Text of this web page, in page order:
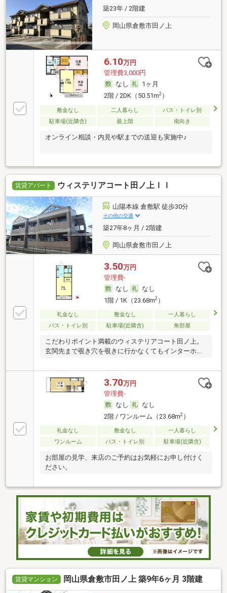
築23年 / 2階建
岡山県倉敷市田ノ上
6.10万円
管理費3,000円
なし
1ヶ月
2階 / 2DK（50.51m2）
敷金なし 二人暮らし
バス・トイレ別
駐車場(近隣含)
最上階 南向き
オンライン相談・内見や駅までの送迎も実施中♪
賃貸アパート ウィステリアコート田ノ上ＩＩ
山陽本線 倉敷駅 徒歩30分
その他の交通
築27年8ヶ月 / 2階建
岡山県倉敷市田ノ上
3.50万円
管理費-
なし
なし
1階 / 1K（23.68m2）
礼金なし 敷金なし
一人暮らし
バス・トイレ別
駐車場(近隣含) 角部屋
こだわりポイント満載のウィステリアコート田ノ上。
玄関先まで覗き穴を覗きに行かなくてもインターホン
3.70万円
管理費-
なし
なし
2階 / ワンルーム（23.68m2）
礼金なし 敷金なし
一人暮らし
ワンルーム
バス・トイレ別 駐車場(近隣含)
お部屋の見学、来店のご予約はお気軽にお申し付けく
ださい。
賃貸マンション 岡山県倉敷市田ノ上 築9年6ヶ月 3階建